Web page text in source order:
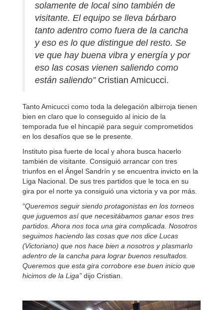
solamente de local sino también de
visitante. El equipo se lleva bárbaro
tanto adentro como fuera de la cancha
y eso es lo que distingue del resto. Se
ve que hay buena vibra y energía y por
eso las cosas vienen saliendo como
están saliendo”Cristian Amicucci.
Tanto Amicucci como toda la delegación albirroja tienen
bien en claro que lo conseguido al inicio de la
temporada fue el hincapié para seguir comprometidos
en los desafíos que se le presente.
Instituto pisa fuerte de local y ahora busca hacerlo
también de visitante. Consiguió arrancar con tres
triunfos en el Ángel Sandrín y se encuentra invicto en la
Liga Nacional. De sus tres partidos que le toca en su
gira por el norte ya consiguió una victoria y va por más.
“Queremos seguir siendo protagonistas en los torneos
que juguemos así que necesitábamos ganar esos tres
partidos. Ahora nos toca una gira complicada. Nosotros
seguimos haciendo las cosas que nos dice Lucas
(Victoriano) que nos hace bien a nosotros y plasmarlo
adentro de la cancha para lograr buenos resultados.
Queremos que esta gira corrobore ese buen inicio que
hicimos de la Liga” dijo Cristian.